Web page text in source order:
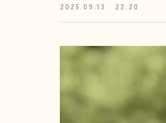
2025.09.13 22:20